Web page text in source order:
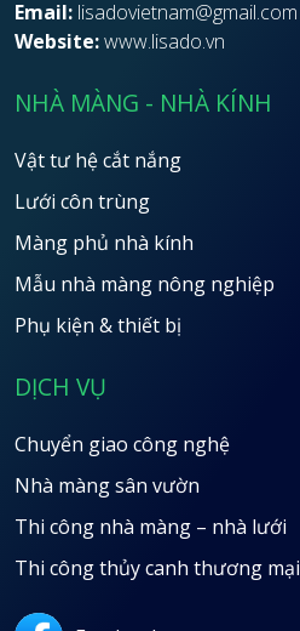
Email: lisadovietnam@gmail.com
Website:www.lisado.vn
NHÀ MÀNG - NHÀ KÍNH
Vật tư hệ cắt nắng
Lưới côn trùng
Màng phủ nhà kính
Mẫu nhà màng nông nghiệp
Phụ kiện & thiết bị
DỊCH VỤ
Chuyển giao công nghệ
Nhà màng sân vườn
Thi công nhà màng – nhà lưới
Thi công thủy canh thương mại